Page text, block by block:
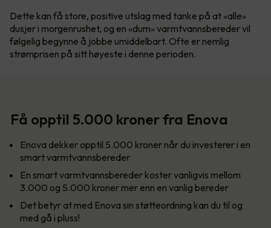
Dette kan få store, positive utslag med tanke på at «alle»
dusjer i morgenrushet, og en «dum» varmtvannsbereder vil
følgelig begynne å jobbe umiddelbart. Ofte er nemlig
strømprisen på sitt høyeste i denne perioden.
Få opptil 5.000 kroner fra Enova
Enova dekker opptil 5.000 kroner når du investerer i en
smart varmtvannsbereder
En smart varmtvannsbereder koster vanligvis mellom
3.000 og 5.000 kroner mer enn en vanlig bereder
Det betyr at med Enova sin støtteordning kan du til og
med gå i pluss!